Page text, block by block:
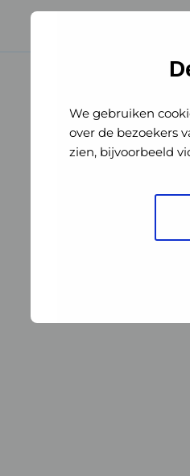
We gebruiken
over de bezoekers
zien, bijvoorbeeld